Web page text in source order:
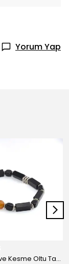
Yorum Yap
2'li Hematit ve Kesme Oltu Taşı Bileklik